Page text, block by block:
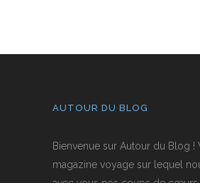
AUTOUR DU BLOG
Bienvenue sur Autour du Blog !
magazine voyage sur lequel